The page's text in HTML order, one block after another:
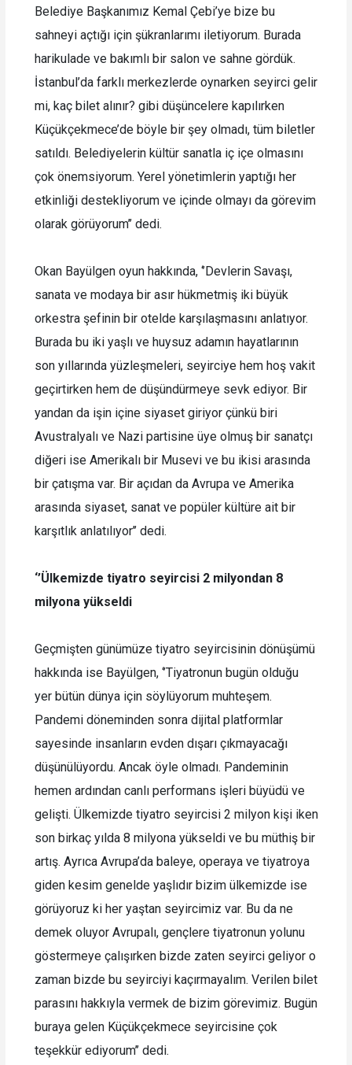
Belediye Başkanımız Kemal Çebi’ye bize bu
sahneyi açtığı için şükranlarımı iletiyorum. Burada
harikulade ve bakımlı bir salon ve sahne gördük.
İstanbul’da farklı merkezlerde oynarken seyirci gelir
mi, kaç bilet alınır? gibi düşüncelere kapılırken
Küçükçekmece’de böyle bir şey olmadı, tüm biletler
satıldı. Belediyelerin kültür sanatla iç içe olmasını
çok önemsiyorum. Yerel yönetimlerin yaptığı her
etkinliği destekliyorum ve içinde olmayı da görevim
olarak görüyorum’’ dedi.
Okan Bayülgen oyun hakkında, ‘’Devlerin Savaşı,
sanata ve modaya bir asır hükmetmiş iki büyük
orkestra şefinin bir otelde karşılaşmasını anlatıyor.
Burada bu iki yaşlı ve huysuz adamın hayatlarının
son yıllarında yüzleşmeleri, seyirciye hem hoş vakit
geçirtirken hem de düşündürmeye sevk ediyor. Bir
yandan da işin içine siyaset giriyor çünkü biri
Avustralyalı ve Nazi partisine üye olmuş bir sanatçı
diğeri ise Amerikalı bir Musevi ve bu ikisi arasında
bir çatışma var. Bir açıdan da Avrupa ve Amerika
arasında siyaset, sanat ve popüler kültüre ait bir
karşıtlık anlatılıyor’’ dedi.
‘’Ülkemizde tiyatro seyircisi 2 milyondan 8
milyona yükseldi
Geçmişten günümüze tiyatro seyircisinin dönüşümü
hakkında ise Bayülgen, ‘’Tiyatronun bugün olduğu
yer bütün dünya için söylüyorum muhteşem.
Pandemi döneminden sonra dijital platformlar
sayesinde insanların evden dışarı çıkmayacağı
düşünülüyordu. Ancak öyle olmadı. Pandeminin
hemen ardından canlı performans işleri büyüdü ve
gelişti. Ülkemizde tiyatro seyircisi 2 milyon kişi iken
son birkaç yılda 8 milyona yükseldi ve bu müthiş bir
artış. Ayrıca Avrupa’da baleye, operaya ve tiyatroya
giden kesim genelde yaşlıdır bizim ülkemizde ise
görüyoruz ki her yaştan seyircimiz var. Bu da ne
demek oluyor Avrupalı, gençlere tiyatronun yolunu
göstermeye çalışırken bizde zaten seyirci geliyor o
zaman bizde bu seyirciyi kaçırmayalım. Verilen bilet
parasını hakkıyla vermek de bizim görevimiz. Bugün
buraya gelen Küçükçekmece seyircisine çok
teşekkür ediyorum’’ dedi.